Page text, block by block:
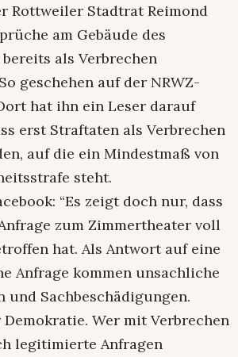
Rottweiler Stadtrat Reimond
am Gebäude des
als Verbrechen
geschehen auf der NRWZ-
hat ihn ein Leser darauf
erst Straftaten als Verbrechen
auf die ein Mindestmaß von
steht.
“Es zeigt doch nur, dass
zum Zimmertheater voll
hat. Als Antwort auf eine
Anfrage kommen unsachliche
und Sachbeschädigungen.
Wer mit Verbrechen
legitimierte Anfragen